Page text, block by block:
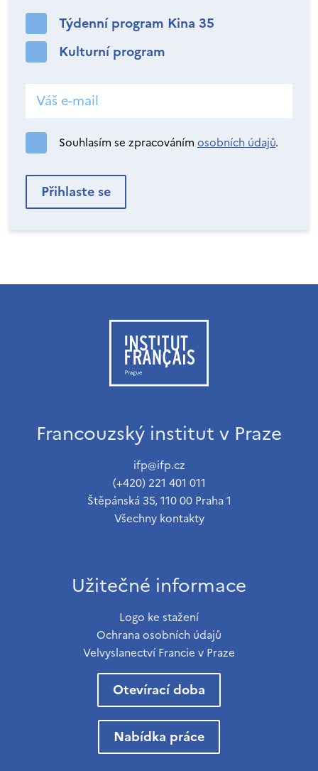
Týdenní program Kina 35
Kulturní program
Souhlasím se zpracováním osobních údajů.
Francouzský institut v Praze
ifp@ifp.cz
(+420) 221 401 011
Štěpánská 35, 110 00 Praha 1
Všechny kontakty
Užitečné informace
Logo ke stažení
Ochrana osobních údajů
Velvyslanectví Francie v Praze
Otevírací doba
Nabídka práce